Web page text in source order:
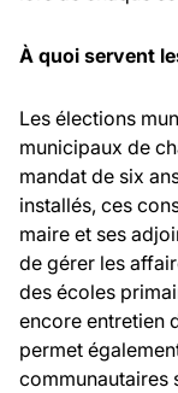
À quoi servent
Les élections
municipaux de
mandat de six
installés, ces
maire et ses
de gérer les
des écoles
encore entretien
permet
communautaires